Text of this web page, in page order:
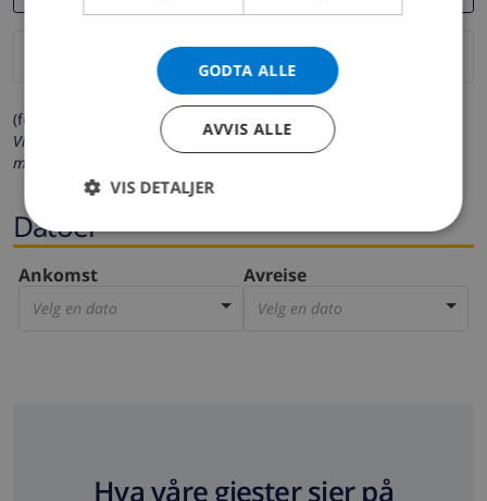
(felter merket med * må fylles ut)
Vi respekterer ditt personvern. Dine personalia vil aldri bli delt
med andre.
Datoer
Ankomst
Velg en dato
Avreise
Velg en dato
Hva våre gjester sier på
GODTA ALLE
AVVIS ALLE
VIS DETALJER